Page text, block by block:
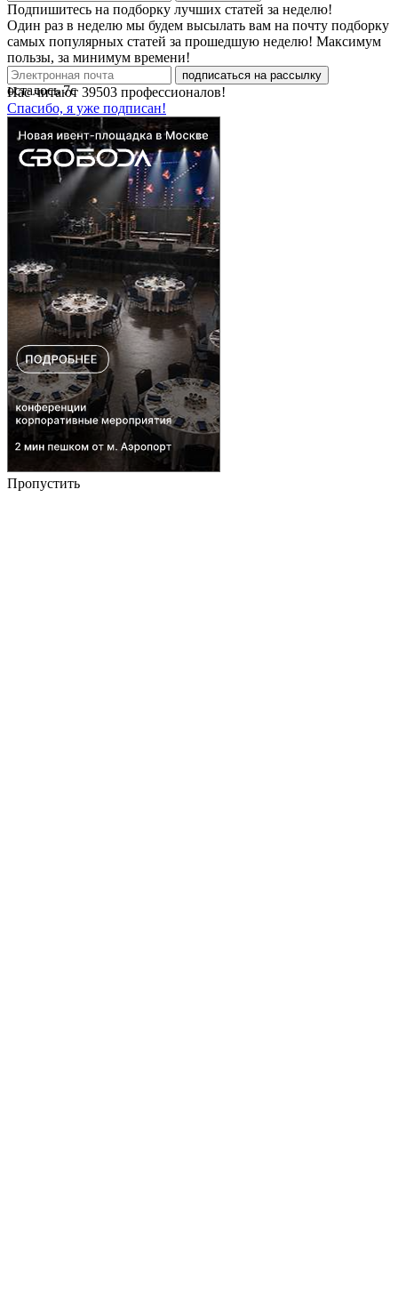
Подпишитесь на подборку лучших статей за неделю!
Один раз в неделю мы будем высылать вам на почту подборку
самых популярных статей за прошедшую неделю! Максимум
пользы, за минимум времени!
подписаться на рассылку
Нас читают 39503 профессионалов!
Спасибо, я уже подписан!
осталось7с
Пропустить